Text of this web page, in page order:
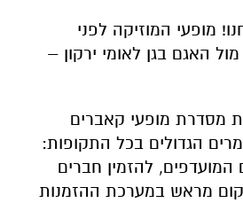
מסדרת מופעי קאברים
הגדולים בכל התקופות:
להזמין חברים
ולהצטייד במחצלת,
אתם מוזמנים לפעילות קטנה